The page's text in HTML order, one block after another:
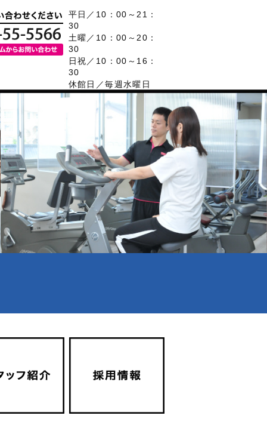
平日／10：00～21：
30
土曜／10：00～20：
30
日祝／10：00～16：
30
休館日／毎週水曜日